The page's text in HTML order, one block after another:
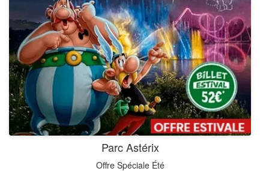
Parc Astérix
Offre Spéciale Été